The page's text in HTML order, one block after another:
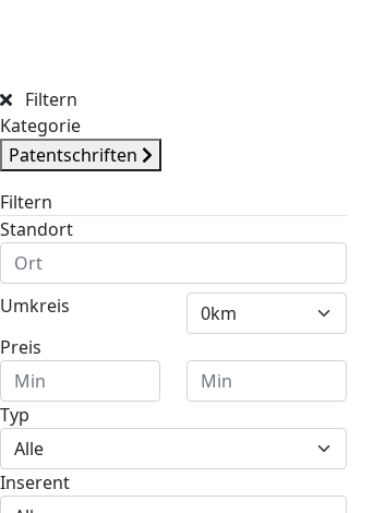
Filtern
Kategorie
Patentschriften
Filtern
Standort
Umkreis
Preis
Typ
Inserent